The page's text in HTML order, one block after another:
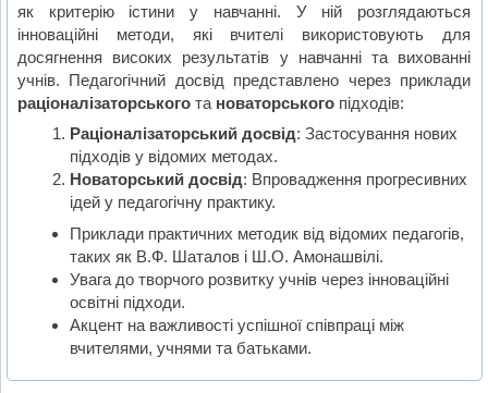
як критерію істини у навчанні. У ній розглядаються
інноваційні методи, які вчителі використовують для
досягнення високих результатів у навчанні та вихованні
учнів. Педагогічний досвід представлено через приклади
раціоналізаторського та новаторського підходів:
Раціоналізаторський досвід: Застосування нових
підходів у відомих методах.
Новаторський досвід: Впровадження прогресивних
ідей у педагогічну практику.
Приклади практичних методик від відомих педагогів,
таких як В.Ф. Шаталов і Ш.О. Амонашвілі.
Увага до творчого розвитку учнів через інноваційні
освітні підходи.
Акцент на важливості успішної співпраці між
вчителями, учнями та батьками.